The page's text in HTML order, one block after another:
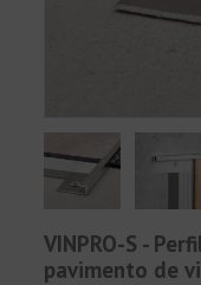
VINPRO-S -
pavimento de